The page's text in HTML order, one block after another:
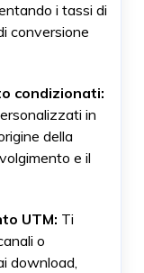
i tassi di
conversione
condizionati:
in
della
e il
UTM: Ti
o
download,